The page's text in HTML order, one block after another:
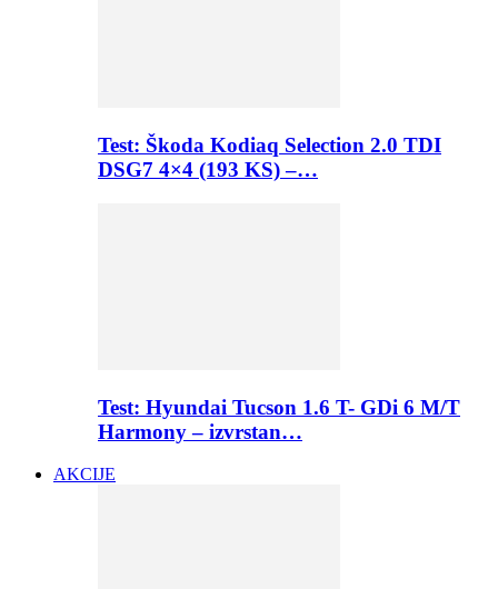
Test: Škoda Kodiaq Selection 2.0 TDI
DSG7 4×4 (193 KS) –…
Test: Hyundai Tucson 1.6 T- GDi 6 M/T
Harmony – izvrstan…
AKCIJE